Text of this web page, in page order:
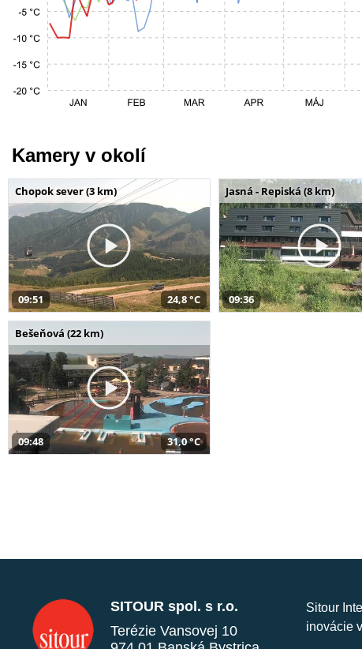
Kamery v okolí
Chopok sever (3 km)
09:51 24,8 °C
Jasná - Repiská (8 km)
09:36
Bešeňová (22 km)
09:48 31,0 °C
SITOUR spol. s r.o.
Terézie Vansovej 10
Sitour
inovácie